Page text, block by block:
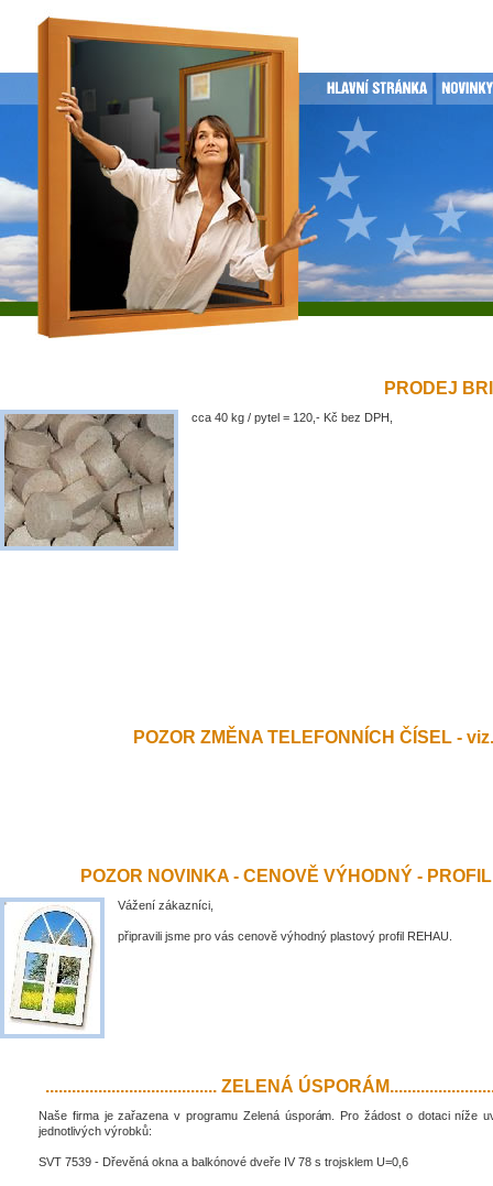
PRODEJ
cca 40 kg / pytel = 120,- Kč bez DPH,
POZOR ZMĚNA TELEFONNÍCH ČÍSEL -
POZOR NOVINKA - CENOVĚ VÝHODNÝ -
Vážení zákazníci,
připravili jsme pro vás cenově výhodný plastový profil REHAU.
....................................... ZELENÁ
Naše firma je zařazena v programu Zelená úsporám. Pro žádost o dotaci níže
jednotlivých výrobků:
SVT 7539 - Dřevěná okna a balkónové dveře IV 78 s trojsklem U=0,6